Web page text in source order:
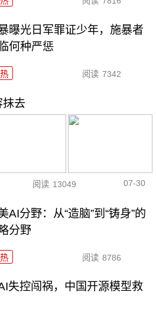
曝光日军罪证少年，施暴者
何种严惩
阅读 7342
抹去
阅读 13049 07-30
AI分野：从“造脑”到“铸身”的
分野
阅读 8786
失控闯祸，中国开源模型救